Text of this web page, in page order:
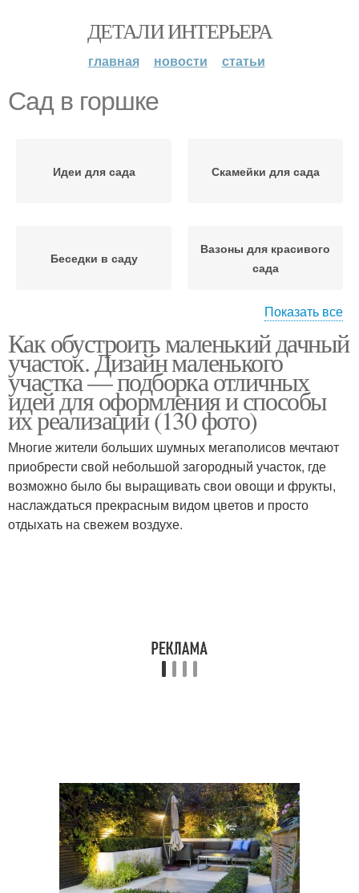
ДЕТАЛИ ИНТЕРЬЕРА
главная новости статьи
Сад в горшке
Идеи для сада Скамейки для сада
Беседки в саду
Вазоны для красивого
сада
Озеленение в
маленьком саду
Показать все
Как обустроить маленький дачный
участок. Дизайн маленького
участка — подборка отличных
идей для оформления и способы
их реализации (130 фото)
Многие жители больших шумных мегаполисов мечтают
приобрести свой небольшой загородный участок, где
возможно было бы выращивать свои овощи и фрукты,
наслаждаться прекрасным видом цветов и просто
отдыхать на свежем воздухе.